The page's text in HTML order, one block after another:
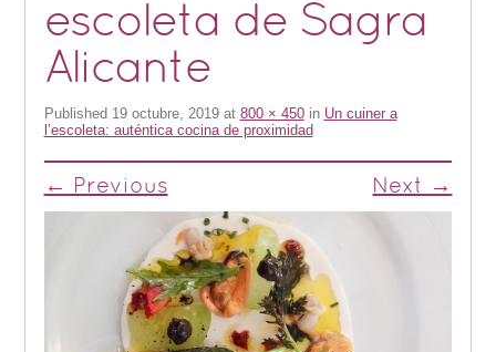
escoleta de Sagra
Alicante
Published 19 octubre, 2019at 800 × 450in Un cuiner a
l’escoleta: auténtica cocina de proximidad
← Previous Next →